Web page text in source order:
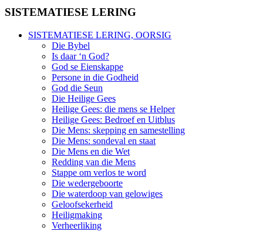
SISTEMATIESE LERING
SISTEMATIESE LERING, OORSIG
Die Bybel
Is daar ‘n God?
God se Eienskappe
Persone in die Godheid
God die Seun
Die Heilige Gees
Heilige Gees: die mens se Helper
Heilige Gees: Bedroef en Uitblus
Die Mens: skepping en samestelling
Die Mens: sondeval en staat
Die Mens en die Wet
Redding van die Mens
Stappe om verlos te word
Die wedergeboorte
Die waterdoop van gelowiges
Geloofsekerheid
Heiligmaking
Verheerliking